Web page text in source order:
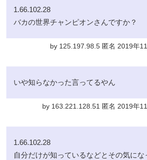
1.66.102.28
バカの世界チャンピオンさんですか？
by 125.197.98.5 匿名 2019年
いや知らなかった言ってるやん
by 163.221.128.51 匿名 2019年
1.66.102.28
自分だけが知っているなどとその気に